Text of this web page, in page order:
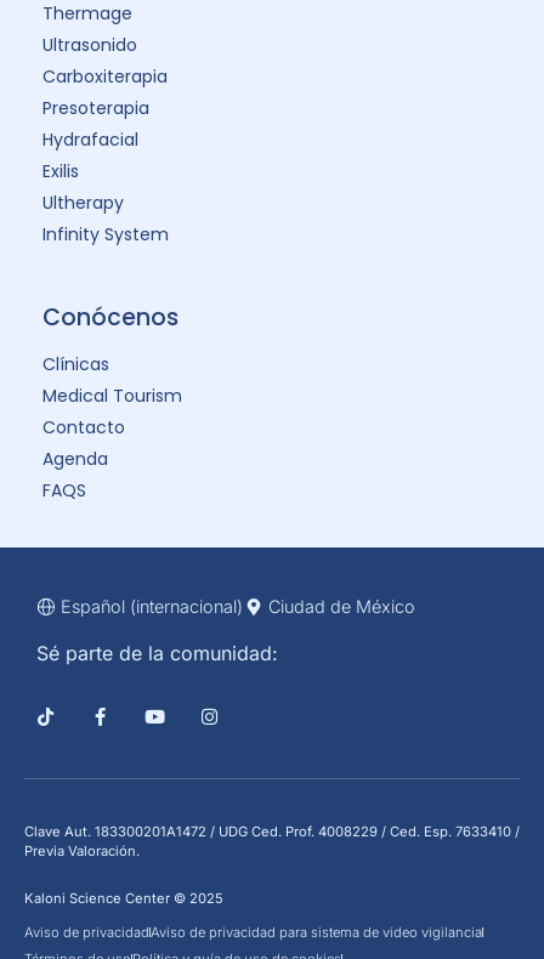
Thermage
Ultrasonido
Carboxiterapia
Presoterapia
Hydrafacial
Exilis
Ultherapy
Infinity System
Conócenos
Clínicas
Medical Tourism
Contacto
Agenda
FAQS
Español (internacional) Ciudad de México
Sé parte de la comunidad:
Clave Aut. 183300201A1472 / UDG Ced. Prof. 4008229 / Ced. Esp. 7633410 /
Previa Valoración.
Kaloni Science Center © 2025
Aviso de privacidadAviso de privacidad para sistema de video vigilancia